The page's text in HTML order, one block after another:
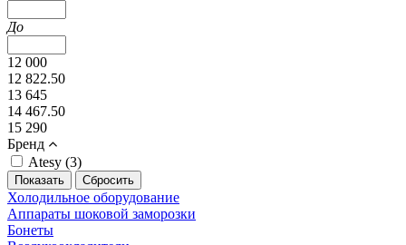
До
12 000
12 822.50
13 645
14 467.50
15 290
Бренд
Atesy (3)
Холодильное оборудование
Аппараты шоковой заморозки
Бонеты